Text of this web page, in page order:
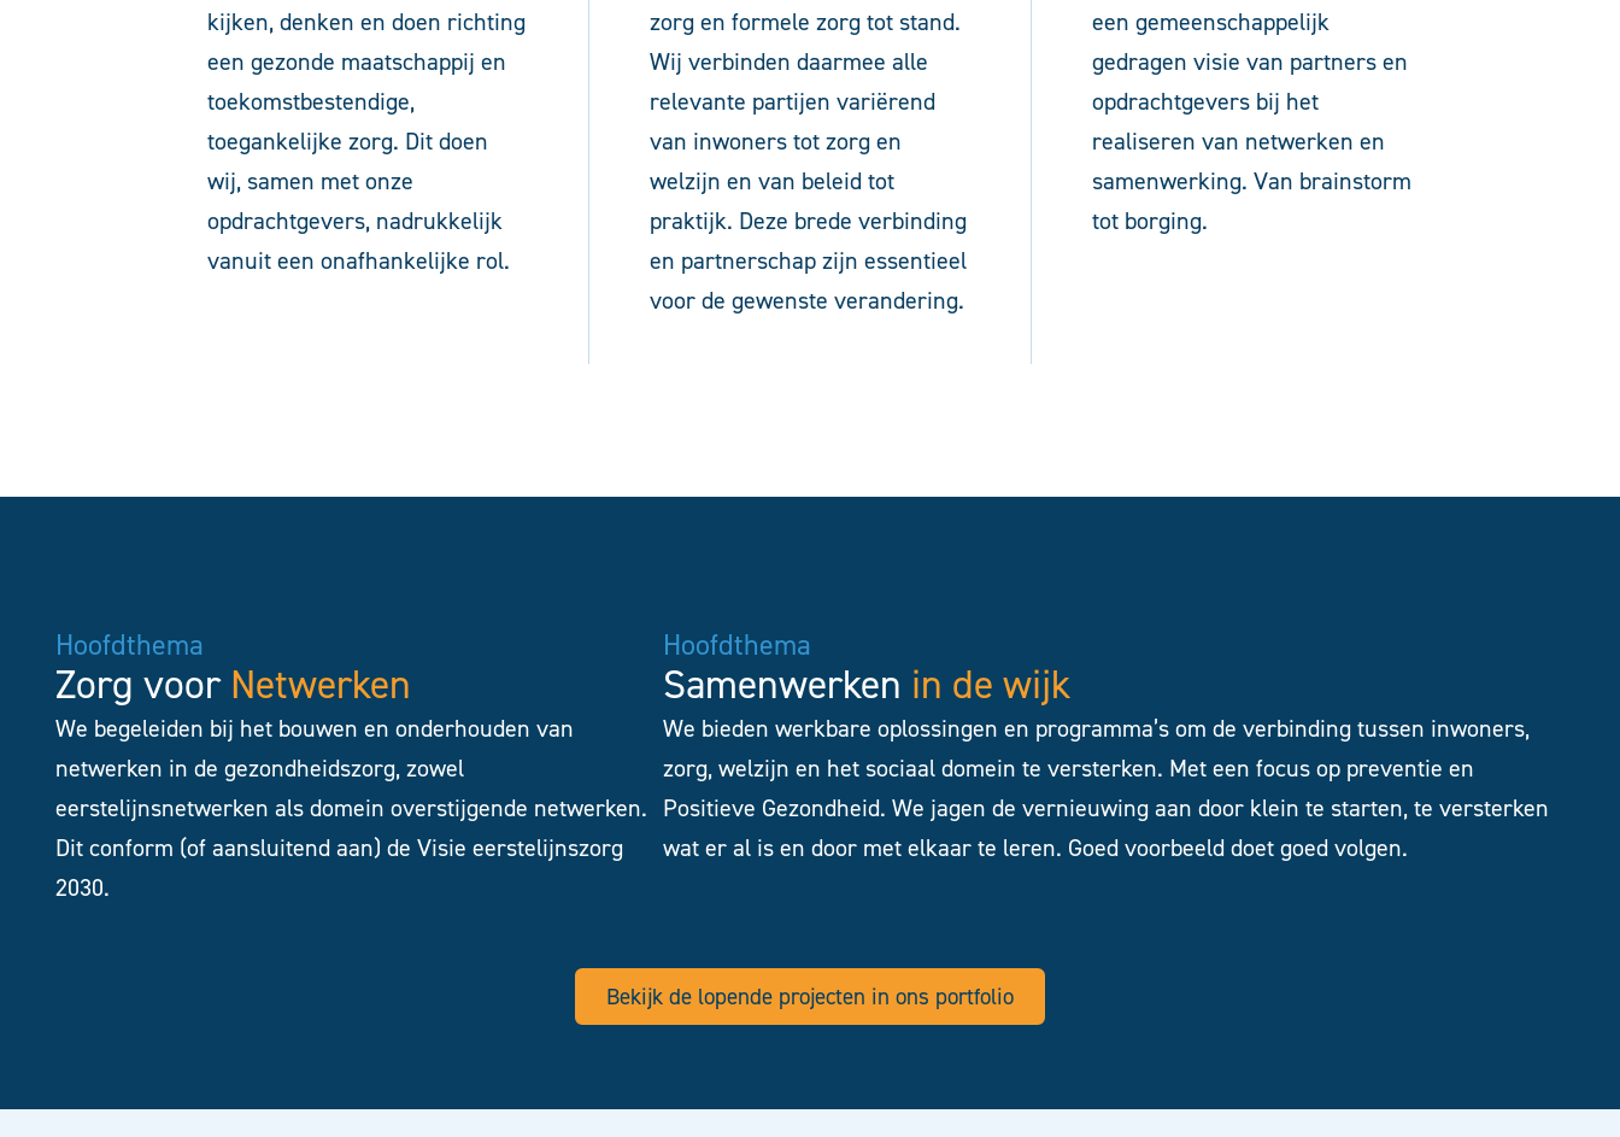
kijken, denken en doen richting
een gezonde maatschappij en
toekomstbestendige,
toegankelijke zorg. Dit doen
wij, samen met onze
opdrachtgevers, nadrukkelijk
vanuit een onafhankelijke rol.
zorg en formele zorg tot stand.
Wij verbinden daarmee alle
relevante partijen variërend
van inwoners tot zorg en
welzijn en van beleid tot
praktijk. Deze brede verbinding
en partnerschap zijn essentieel
voor de gewenste verandering.
een gemeenschappelijk
gedragen visie van partners en
opdrachtgevers bij het
realiseren van netwerken en
samenwerking. Van brainstorm
tot borging.
Hoofdthema
Zorg voor Netwerken
We begeleiden bij het bouwen en onderhouden van
netwerken in de gezondheidszorg, zowel
eerstelijnsnetwerken als domein overstijgende netwerken.
Dit conform (of aansluitend aan) de Visie eerstelijnszorg
2030.
Hoofdthema
Samenwerken in de wijk
We bieden werkbare oplossingen en programma’s om de verbinding tussen inwoners,
zorg, welzijn en het sociaal domein te versterken. Met een focus op preventie en
Positieve Gezondheid. We jagen de vernieuwing aan door klein te starten, te versterken
wat er al is en door met elkaar te leren. Goed voorbeeld doet goed volgen.
Bekijk de lopende projecten in ons portfolio